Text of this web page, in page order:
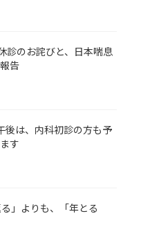
診のお詫びと、日本喘息
告
後は、内科初診の方も予
す
」よりも、「年とる